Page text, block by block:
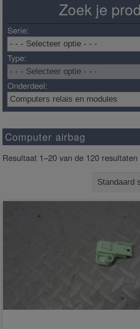
Zoek je
Serie:
Type:
Onderdeel:
Computer airbag
Resultaat 1–20 van de 120